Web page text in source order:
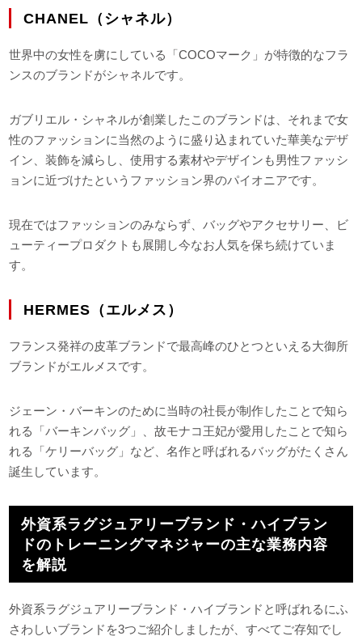
CHANEL（シャネル）
世界中の女性を虜にしている「COCOマーク」が特徴的なフラ
ンスのブランドがシャネルです。
ガブリエル・シャネルが創業したこのブランドは、それまで女
性のファッションに当然のように盛り込まれていた華美なデザ
イン、装飾を減らし、使用する素材やデザインも男性ファッシ
ョンに近づけたというファッション界のパイオニアです。
現在ではファッションのみならず、バッグやアクセサリー、ビ
ューティープロダクトも展開し今なお人気を保ち続けていま
す。
HERMES（エルメス）
フランス発祥の皮革ブランドで最高峰のひとつといえる大御所
ブランドがエルメスです。
ジェーン・バーキンのために当時の社長が制作したことで知ら
れる「バーキンバッグ」、故モナコ王妃が愛用したことで知ら
れる「ケリーバッグ」など、名作と呼ばれるバッグがたくさん
誕生しています。
外資系ラグジュアリーブランド・ハイブラン
ドのトレーニングマネジャーの主な業務内容
を解説
外資系ラグジュアリーブランド・ハイブランドと呼ばれるにふ
さわしいブランドを3つご紹介しましたが、すべてご存知でし